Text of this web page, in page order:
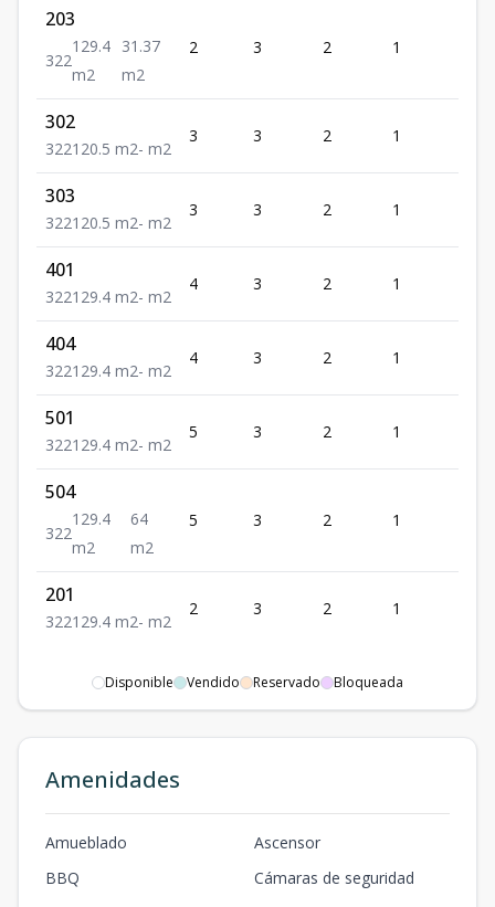
203
322
129.4
m2
31.37
m2
2 3 2 1
302
322120.5 m2- m2
3 3 2 1
303
322120.5 m2- m2
3 3 2 1
401
322129.4 m2- m2
4 3 2 1
404
322129.4 m2- m2
4 3 2 1
501
322129.4 m2- m2
5 3 2 1
504
322
129.4
m2
64
m2
5 3 2 1
201
322129.4 m2- m2
2 3 2 1
Disponible Vendido Reservado Bloqueada
Amenidades
Amueblado
Ascensor
BBQ
Cámaras de seguridad